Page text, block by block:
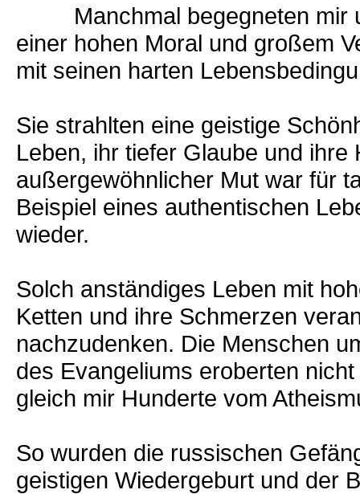
Manchmal begegneten mir
einer hohen Moral und großem
mit seinen harten
Sie strahlten eine geistige
Leben, ihr tiefer Glaube und
außergewöhnlicher Mut war für
Beispiel eines authentischen
wieder.
Solch anständiges Leben mit
Ketten und ihre Schmerzen
nachzudenken. Die Menschen
des Evangeliums eroberten
gleich mir Hunderte vom
So wurden die russischen
geistigen Wiedergeburt und der